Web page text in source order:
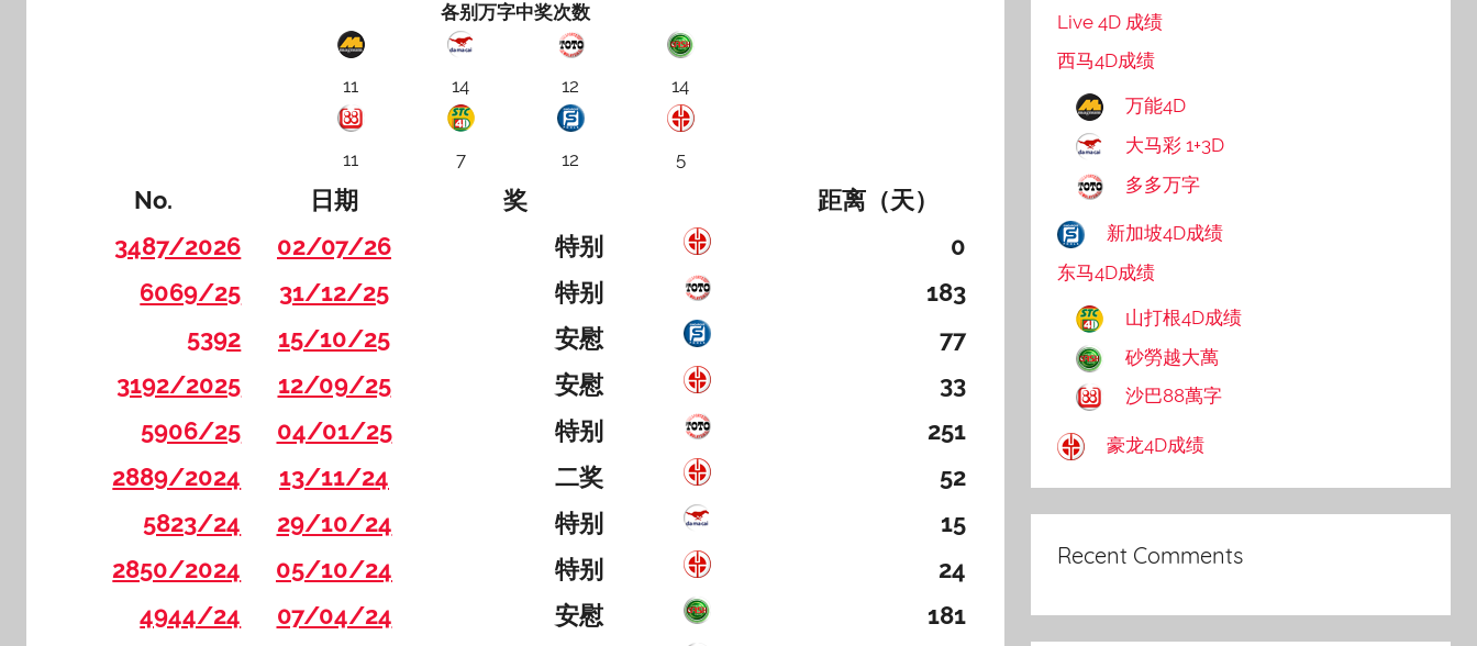
各别万字中奖次数
11 14 12 14
11 7 12 5
No. 日期 奖
距离（天）
3487/2026
02/07/26 特别
0
6069/25
31/12/25 特别
183
5392
15/10/25 安慰
77
3192/2025
12/09/25 安慰
33
5906/25
04/01/25 特别
251
2889/2024
13/11/24 二奖
52
5823/24
29/10/24 特别
15
2850/2024
05/10/24 特别
24
4944/24
07/04/24 安慰
181
Live 4D 成绩
西马4D成绩
万能4D
大马彩 1+3D
多多万字
新加坡4D成绩
东马4D成绩
山打根4D成绩
砂勞越大萬
沙巴88萬字
豪龙4D成绩
Recent Comments